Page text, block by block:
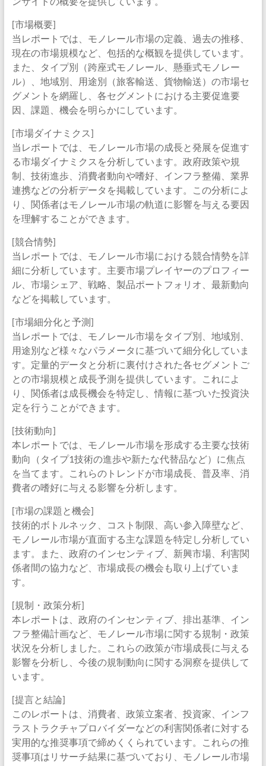
[市場概要]
当レポートでは、モノレール市場の定義、過去の推移、
現在の市場規模など、包括的な概観を提供しています。
また、タイプ別（跨座式モノレール、懸垂式モノレー
ル）、地域別、用途別（旅客輸送、貨物輸送）の市場セ
グメントを網羅し、各セグメントにおける主要促進要
因、課題、機会を明らかにしています。
[市場ダイナミクス]
当レポートでは、モノレール市場の成長と発展を促進す
る市場ダイナミクスを分析しています。政府政策や規
制、技術進歩、消費者動向や嗜好、インフラ整備、業界
連携などの分析データを掲載しています。この分析によ
り、関係者はモノレール市場の軌道に影響を与える要因
を理解することができます。
[競合情勢]
当レポートでは、モノレール市場における競合情勢を詳
細に分析しています。主要市場プレイヤーのプロフィー
ル、市場シェア、戦略、製品ポートフォリオ、最新動向
などを掲載しています。
[市場細分化と予測]
当レポートでは、モノレール市場をタイプ別、地域別、
用途別など様々なパラメータに基づいて細分化していま
す。定量的データと分析に裏付けされた各セグメントご
との市場規模と成長予測を提供しています。これによ
り、関係者は成長機会を特定し、情報に基づいた投資決
定を行うことができます。
[技術動向]
本レポートでは、モノレール市場を形成する主要な技術
動向（タイプ1技術の進歩や新たな代替品など）に焦点
を当てます。これらのトレンドが市場成長、普及率、消
費者の嗜好に与える影響を分析します。
[市場の課題と機会]
技術的ボトルネック、コスト制限、高い参入障壁など、
モノレール市場が直面する主な課題を特定し分析してい
ます。また、政府のインセンティブ、新興市場、利害関
係者間の協力など、市場成長の機会も取り上げていま
す。
[規制・政策分析]
本レポートは、政府のインセンティブ、排出基準、イン
フラ整備計画など、モノレール市場に関する規制・政策
状況を分析しました。これらの政策が市場成長に与える
影響を分析し、今後の規制動向に関する洞察を提供して
います。
[提言と結論]
このレポートは、消費者、政策立案者、投資家、インフ
ラストラクチャプロバイダーなどの利害関係者に対する
実用的な推奨事項で締めくくられています。これらの推
奨事項はリサーチ結果に基づいており、モノレール市場